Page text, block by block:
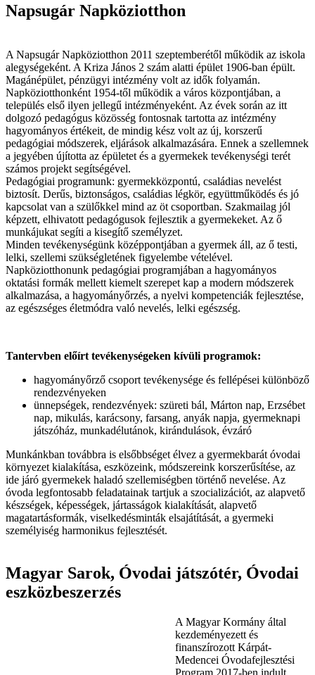
Napsugár Napköziotthon
A Napsugár Napköziotthon 2011 szeptemberétől működik az iskola
alegységeként. A Kriza János 2 szám alatti épület 1906-ban épült.
Magánépület, pénzügyi intézmény volt az idők folyamán.
Napköziotthonként 1954-től működik a város központjában, a
település első ilyen jellegű intézményeként. Az évek során az itt
dolgozó pedagógus közösség fontosnak tartotta az intézmény
hagyományos értékeit, de mindig kész volt az új, korszerű
pedagógiai módszerek, eljárások alkalmazására. Ennek a szellemnek
a jegyében újította az épületet és a gyermekek tevékenységi terét
számos projekt segítségével.
Pedagógiai programunk: gyermekközpontú, családias nevelést
biztosít. Derűs, biztonságos, családias légkör, együttműködés és jó
kapcsolat van a szülőkkel mind az öt csoportban. Szakmailag jól
képzett, elhivatott pedagógusok fejlesztik a gyermekeket. Az ő
munkájukat segíti a kisegítő személyzet.
Minden tevékenységünk középpontjában a gyermek áll, az ő testi,
lelki, szellemi szükségletének figyelembe vételével.
Napköziotthonunk pedagógiai programjában a hagyományos
oktatási formák mellett kiemelt szerepet kap a modern módszerek
alkalmazása, a hagyományőrzés, a nyelvi kompetenciák fejlesztése,
az egészséges életmódra való nevelés, lelki egészség.
Tantervben előírt tevékenységeken kívüli programok:
hagyományőrző csoport tevékenysége és fellépései különböző
rendezvényeken
ünnepségek, rendezvények: szüreti bál, Márton nap, Erzsébet
nap, mikulás, karácsony, farsang, anyák napja, gyermeknapi
játszóház, munkadélutánok, kirándulások, évzáró
Munkánkban továbbra is elsőbbséget élvez a gyermekbarát óvodai
környezet kialakítása, eszközeink, módszereink korszerűsítése, az
ide járó gyermekek haladó szellemiségben történő nevelése. Az
óvoda legfontosabb feladatainak tartjuk a szocializációt, az alapvető
készségek, képességek, jártasságok kialakítását, alapvető
magatartásformák, viselkedésminták elsajátítását, a gyermeki
személyiség harmonikus fejlesztését.
Magyar Sarok, Óvodai játszótér, Óvodai
eszközbeszerzés
A Magyar Kormány által
kezdeményezett és
finanszírozott Kárpát-
Medencei Óvodafejlesztési
Program 2017-ben indult